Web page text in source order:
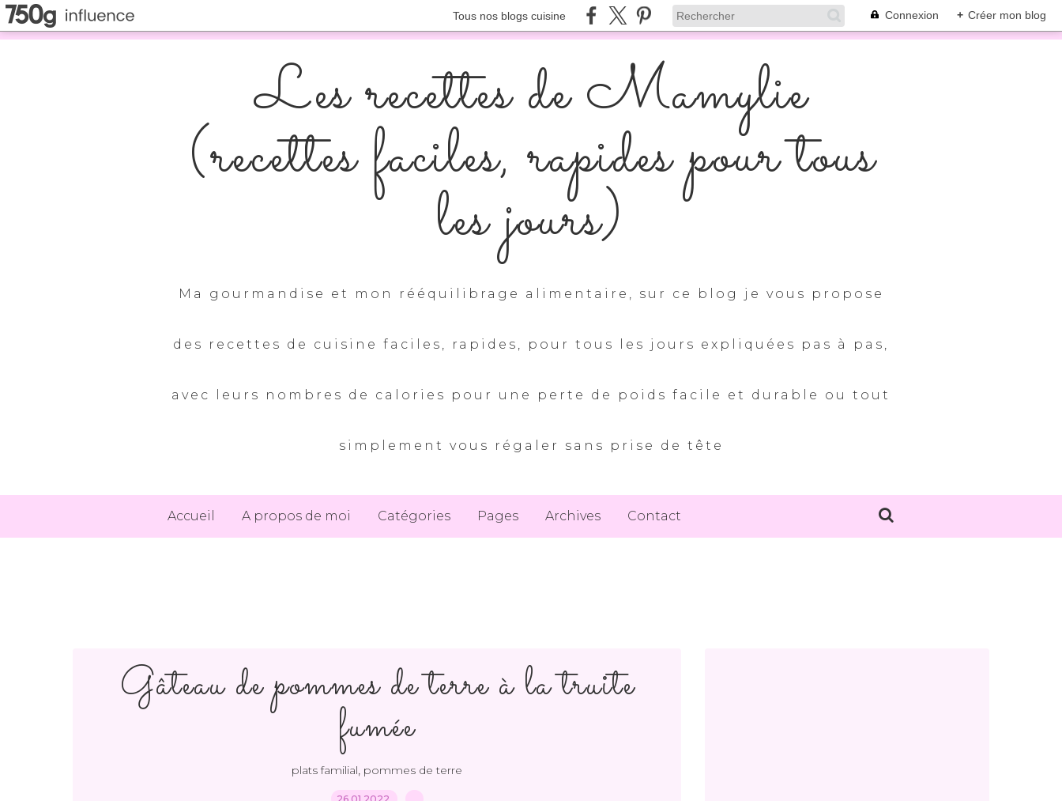
Tous nos blogs cuisine Connexion + Créer mon blog
Les recettes de Mamylie
(recettes faciles, rapides pour tous
les jours)
Ma gourmandise et mon rééquilibrage alimentaire, sur ce blog je vous propose
des recettes de cuisine faciles, rapides, pour tous les jours expliquées pas à pas,
avec leurs nombres de calories pour une perte de poids facile et durable ou tout
simplement vous régaler sans prise de tête
Accueil A propos de moi Catégories Pages Archives Contact
Gâteau de pommes de terre à la truite
fumée
plats familial, pommes de terre